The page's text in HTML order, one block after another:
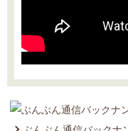
2024.06.03 こころとから
べば、喜びごとが喜んで、喜
げて見ると、ラクになる』を
2024.04.03 こころとからだ